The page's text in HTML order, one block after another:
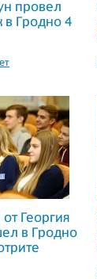
провел
в Гродно 4
Георгия
в Гродно